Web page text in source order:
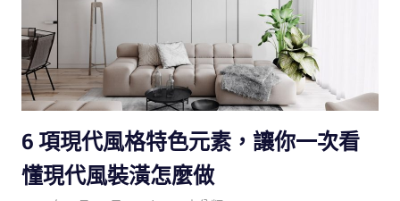
6 項現代風格特色元素，讓你一次看
懂現代風裝潢怎麼做